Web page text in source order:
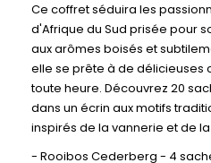
Ce coffret séduira les
d'Afrique du Sud prisée pour
aux arômes boisés et
elle se prête à de délicieuses
toute heure. Découvrez 20
dans un écrin aux motifs
inspirés de la vannerie et de
- Rooibos Cederberg - 4